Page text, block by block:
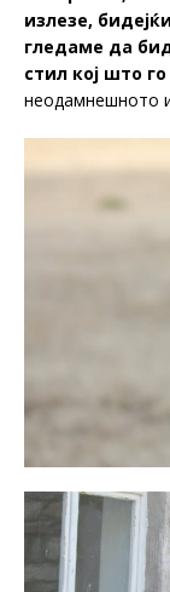
излезе,
гледаме да
стил кој што
неодамнешното